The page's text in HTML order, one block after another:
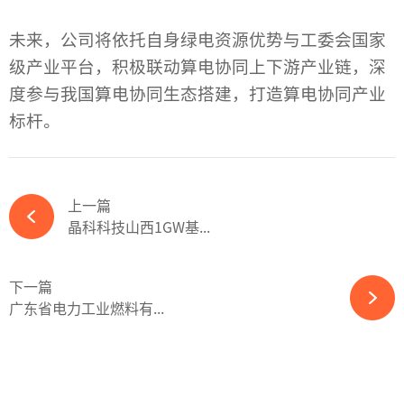
未来，公司将依托自身绿电资源优势与工委会国家
级产业平台，积极联动算电协同上下游产业链，深
度参与我国算电协同生态搭建，打造算电协同产业
标杆。
上一篇
晶科科技山西1GW基...
下一篇
广东省电力工业燃料有...